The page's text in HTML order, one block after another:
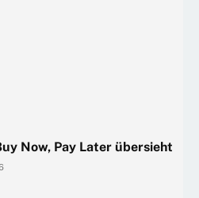
Now, Pay Later übersieht